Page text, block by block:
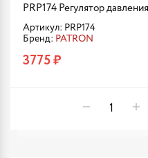
PRP174 Регулятор
Артикул: PRP174
Бренд: PATRON
3775 ₽